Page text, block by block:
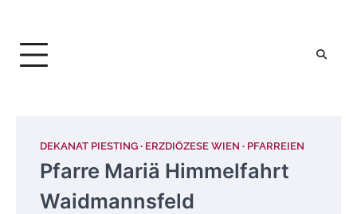
DEKANAT PIESTING ERZDIÖZESE WIEN PFARREIEN
Pfarre Mariä Himmelfahrt
Waidmannsfeld